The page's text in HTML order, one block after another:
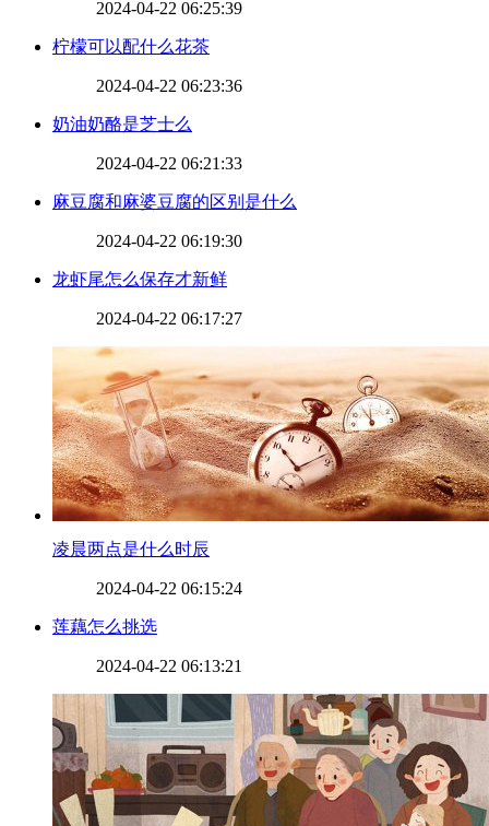
2024-04-22 06:25:39
​柠檬可以配什么花茶
2024-04-22 06:23:36
​奶油奶酪是芝士么
2024-04-22 06:21:33
​麻豆腐和麻婆豆腐的区别是什么
2024-04-22 06:19:30
​龙虾尾怎么保存才新鲜
2024-04-22 06:17:27
​凌晨两点是什么时辰
2024-04-22 06:15:24
​莲藕怎么挑选
2024-04-22 06:13:21